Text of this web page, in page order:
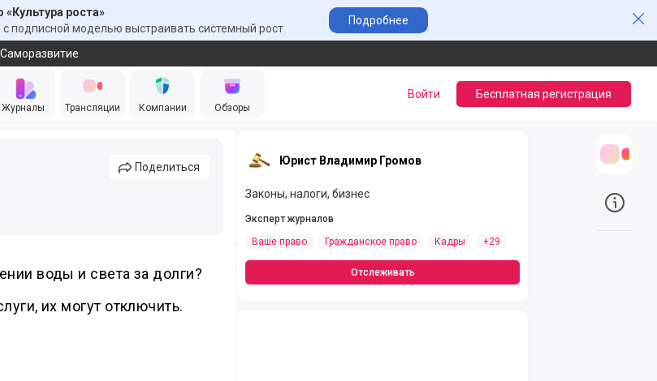
«Культура роста»
подписной моделью выстраивать системный рост
Подробнее
Саморазвитие
Журналы Трансляции Компании Обзоры
Войти Бесплатная регистрация
Поделиться
воды и света за долги?
их могут отключить.
Юрист Владимир Громов
Законы, налоги, бизнес
Эксперт журналов
Ваше право
Гражданское право Кадры +29
Отслеживать
О